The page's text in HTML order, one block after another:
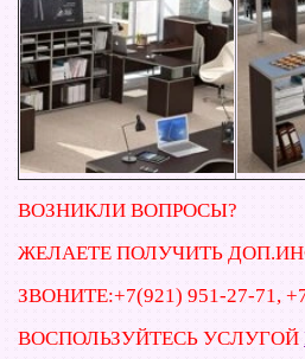
ВОЗНИКЛИ ВОПРОСЫ?
ЖЕЛАЕТЕ ПОЛУЧИТЬ
ЗВОНИТЕ:+7(921) 951-27-71,
ВОСПОЛЬЗУЙТЕСЬ УСЛУГОЙ